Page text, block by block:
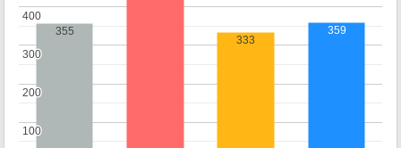
100
100
200
200
300
300
400
400
355
333
359